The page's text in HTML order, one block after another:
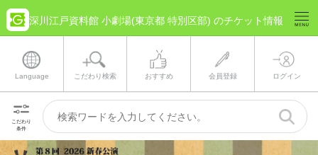
深川江戸資料館 小劇場(東京都 特別区部) のチケット情報
Language こだわり検索 おすすめ 会員登録 ログイン
こだわり
条件